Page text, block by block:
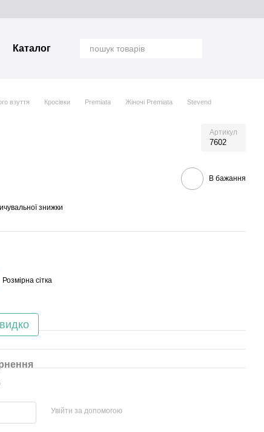
Каталог
взуття Кросівки Premiata Жіночі Premiata
Stevend
Артикул
7602
В бажання
знижки
Розмірна сітка
Увійти за допомогою